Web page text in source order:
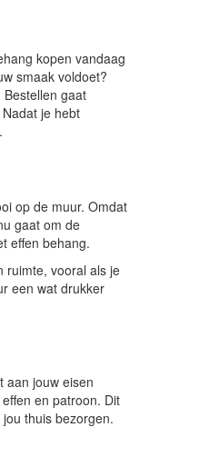
kopen vandaag
smaak voldoet?
gaat
je hebt
op de muur. Omdat
gaat om de
effen behang.
ruimte, vooral als je
een wat drukker
aan jouw eisen
en patroon. Dit
thuis bezorgen.